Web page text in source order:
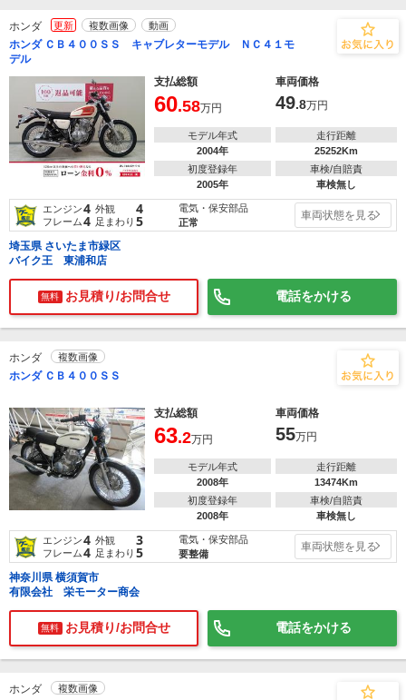
ホンダ 更新 複数画像 動画
ホンダ ＣＢ４００ＳＳ キャブレターモデル ＮＣ４１モ
デル
支払総額
車両価格
60.58万円 49.8万円
モデル年式
2004年
走行距離
25252Km
初度登録年
2005年
車検/自賠責
車検無し
エンジン4 外観 4
フレーム4 足まわり 5
電気・保安部品
正常
車両状態を見る
埼玉県 さいたま市緑区
バイク王 東浦和店
無料 お見積り/お問合せ 電話をかける
ホンダ 複数画像
ホンダ ＣＢ４００ＳＳ
支払総額 車両価格
63.2万円 55万円
モデル年式
2008年
走行距離
13474Km
初度登録年
2008年
車検/自賠責
車検無し
エンジン4 外観 3
フレーム4 足まわり 5
電気・保安部品
要整備
車両状態を見る
神奈川県 横須賀市
有限会社 栄モーター商会
無料 お見積り/お問合せ 電話をかける
ホンダ 複数画像